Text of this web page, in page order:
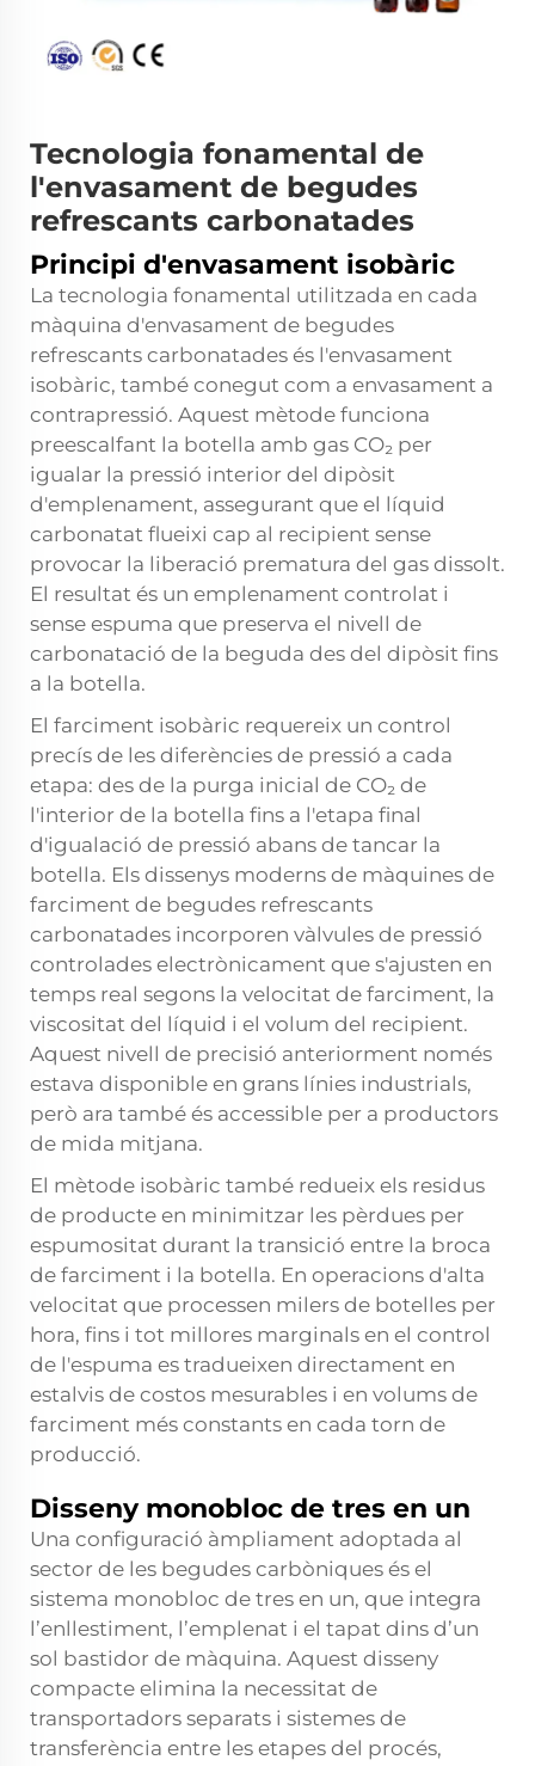
Tecnologia fonamental de
l'envasament de begudes
refrescants carbonatades
Principi d'envasament isobàric
La tecnologia fonamental utilitzada en cada
màquina d'envasament de begudes
refrescants carbonatades és l'envasament
isobàric, també conegut com a envasament a
contrapressió. Aquest mètode funciona
preescalfant la botella amb gas CO₂ per
igualar la pressió interior del dipòsit
d'emplenament, assegurant que el líquid
carbonatat flueixi cap al recipient sense
provocar la liberació prematura del gas dissolt.
El resultat és un emplenament controlat i
sense espuma que preserva el nivell de
carbonatació de la beguda des del dipòsit fins
a la botella.
El farciment isobàric requereix un control
precís de les diferències de pressió a cada
etapa: des de la purga inicial de CO₂ de
l'interior de la botella fins a l'etapa final
d'igualació de pressió abans de tancar la
botella. Els dissenys moderns de màquines de
farciment de begudes refrescants
carbonatades incorporen vàlvules de pressió
controlades electrònicament que s'ajusten en
temps real segons la velocitat de farciment, la
viscositat del líquid i el volum del recipient.
Aquest nivell de precisió anteriorment només
estava disponible en grans línies industrials,
però ara també és accessible per a productors
de mida mitjana.
El mètode isobàric també redueix els residus
de producte en minimitzar les pèrdues per
espumositat durant la transició entre la broca
de farciment i la botella. En operacions d'alta
velocitat que processen milers de botelles per
hora, fins i tot millores marginals en el control
de l'espuma es tradueixen directament en
estalvis de costos mesurables i en volums de
farciment més constants en cada torn de
producció.
Disseny monobloc de tres en un
Una configuració àmpliament adoptada al
sector de les begudes carbòniques és el
sistema monobloc de tres en un, que integra
l’enllestiment, l’emplenat i el tapat dins d’un
sol bastidor de màquina. Aquest disseny
compacte elimina la necessitat de
transportadors separats i sistemes de
transferència entre les etapes del procés,